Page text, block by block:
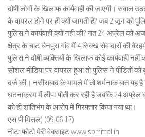
दोषी लोगों के खिलाफ कार्यवाही की जाएगी। सवाल
के वायरल होने पर ही क्यों जागती है? जब 2 जून को
पुलिस ने कार्यवाही क्यों नहीं की? गत 24 अप्रेल को
क्षेत्र के चाट चैनपुरा गांव में 4 सिक्ख सेवादारों की
पुलिस ने दोषी व्यक्तियों के खिलाफ कोई कार्यवाही नहीं
सोशल मीडिया पर वायरल हुआ तो पुलिस ने पीडि़तों
दर्ज की। नसीराबाद के मामले में तो शर्मनाक बात यह
घटनाक्रम में लीपा-पोती कर रही है जबकि 24 अप्रेल
को ही शांतिभंग के आरोप में गिरफ्तार किया गया था।
एस.पी.मित्तल) (09-06-17)
नोट: फोटो मेरी वेबसाइट www.spmittal.in